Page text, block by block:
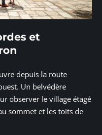
et
depuis la route
Un belvédère
observer le village étagé
sommet et les toits de